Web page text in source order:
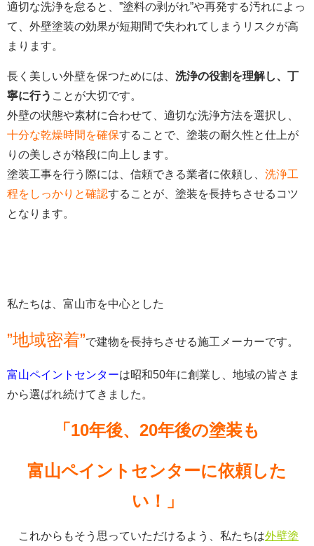
適切な洗浄を怠ると、”塗料の剥がれ”や再発する汚れによっ
て、外壁塗装の効果が短期間で失われてしまうリスクが高
まります。
長く美しい外壁を保つためには、 洗浄の役割を理解し、丁
寧に行う ことが大切です。
外壁の状態や素材に合わせて、適切な洗浄方法を選択し、
十分な乾燥時間を確保することで、塗装の耐久性と仕上が
りの美しさが格段に向上します。
塗装工事を行う際には、信頼できる業者に依頼し、 洗浄工
程をしっかりと確認することが、塗装を長持ちさせるコツ
となります。
私たちは、富山市を中心とした
”地域密着”で建物を長持ちさせる施工メーカーです。
富山ペイントセンターは昭和50年に創業し、地域の皆さま
から選ばれ続けてきました。
「10年後、20年後の塗装も
富山ペイントセンターに依頼した
い！」
これからもそう思っていただけるよう、私たちは外壁塗